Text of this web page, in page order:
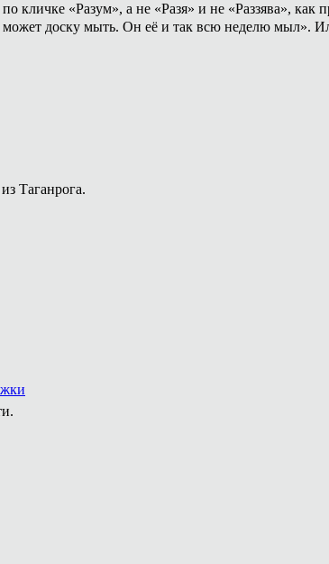
кличке «Разум», а не «Разя» и не «Раззява»,
доску мыть. Он её и так всю неделю мыл».
Таганрога.